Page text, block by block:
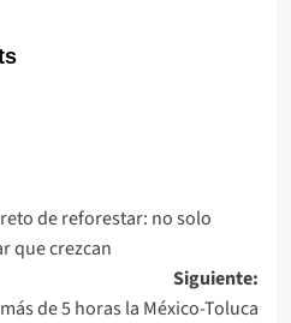
de reforestar: no solo
que crezcan
Siguiente:
de 5 horas la México-Toluca